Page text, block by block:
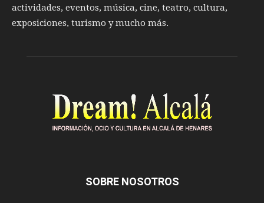
actividades, eventos, música, cine, teatro, cultura,
exposiciones, turismo y mucho más.
SOBRE NOSOTROS